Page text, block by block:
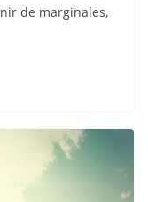
de marginales,